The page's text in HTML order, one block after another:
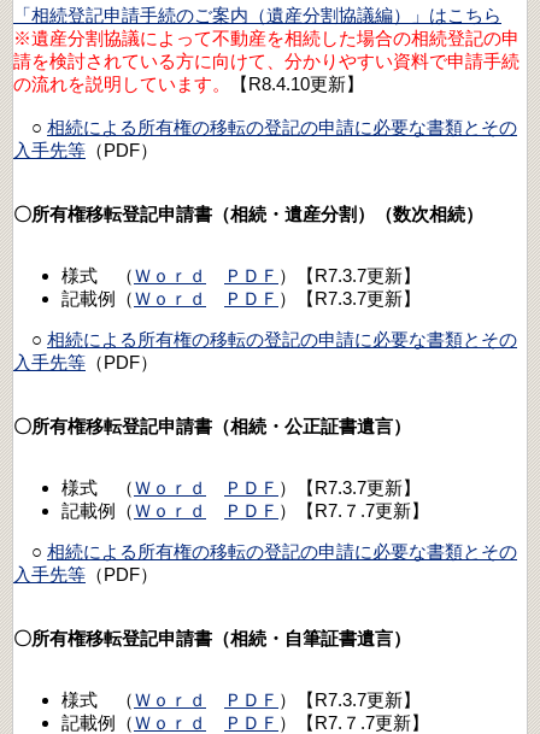
「相続登記申請手続のご案内（遺産分割協議編）」はこちら
※遺産分割協議によって不動産を相続した場合の相続登記の申
請を検討されている方に向けて、分かりやすい資料で申請手続
の流れを説明しています。
【R8.4.10更新】
○ 相続による所有権の移転の登記の申請に必要な書類とその
入手先等 （PDF）
〇所有権移転登記申請書（相続・遺産分割）（数次相続）
様式 （Ｗｏｒｄ ＰＤＦ ）【R7.3.7更新】
記載例（Ｗｏｒｄ ＰＤＦ ）【R7.3.7更新】
○ 相続による所有権の移転の登記の申請に必要な書類とその
入手先等 （PDF）
〇所有権移転登記申請書（相続・公正証書遺言）
様式 （Ｗｏｒｄ ＰＤＦ ）【R7.3.7更新】
記載例（Ｗｏｒｄ ＰＤＦ ）【R7.７.7更新】
○ 相続による所有権の移転の登記の申請に必要な書類とその
入手先等 （PDF）
〇所有権移転登記申請書（相続・自筆証書遺言）
様式 （Ｗｏｒｄ ＰＤＦ ）【R7.3.7更新】
記載例（Ｗｏｒｄ ＰＤＦ ）【R7.７.7更新】